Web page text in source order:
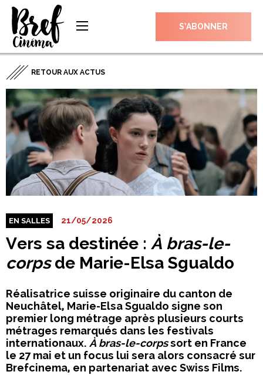
S’ABONNER
RETOUR AUX ACTUS
EN SALLES 21/05/2026
Vers sa destinée : À bras-le-
corpsde Marie-Elsa Sgualdo
Réalisatrice suisse originaire du canton de
Neuchâtel, Marie-Elsa Sgualdo signe son
premier long métrage après plusieurs courts
métrages remarqués dans les festivals
internationaux. À bras-le-corpssort en France
le 27 mai et un focus lui sera alors consacré sur
Brefcinema, en partenariat avec Swiss Films.